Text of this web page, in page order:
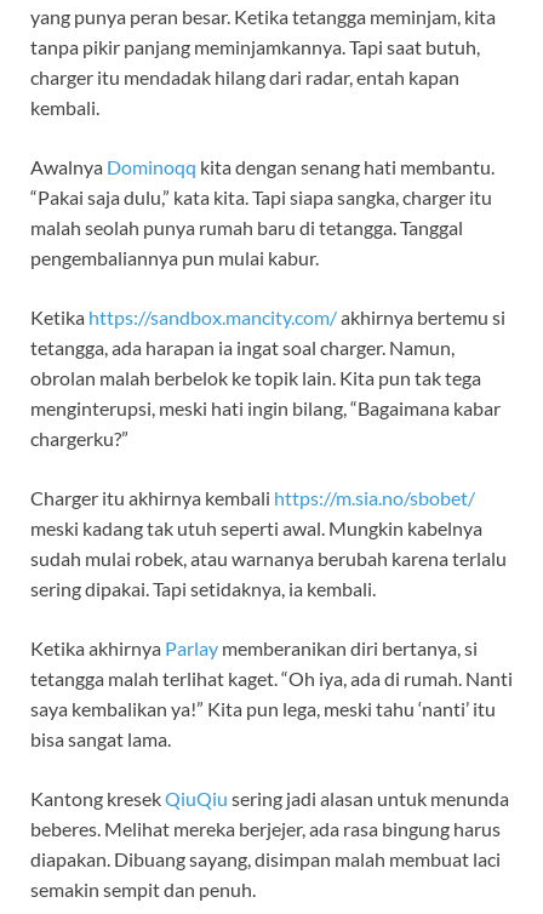
yang punya peran besar. Ketika tetangga meminjam, kita
tanpa pikir panjang meminjamkannya. Tapi saat butuh,
charger itu mendadak hilang dari radar, entah kapan
kembali.
Awalnya Dominoqq kita dengan senang hati membantu.
“Pakai saja dulu,” kata kita. Tapi siapa sangka, charger itu
malah seolah punya rumah baru di tetangga. Tanggal
pengembaliannya pun mulai kabur.
Ketika https://sandbox.mancity.com/akhirnya bertemu si
tetangga, ada harapan ia ingat soal charger. Namun,
obrolan malah berbelok ke topik lain. Kita pun tak tega
menginterupsi, meski hati ingin bilang, “Bagaimana kabar
chargerku?”
Charger itu akhirnya kembali https://m.sia.no/sbobet/
meski kadang tak utuh seperti awal. Mungkin kabelnya
sudah mulai robek, atau warnanya berubah karena terlalu
sering dipakai. Tapi setidaknya, ia kembali.
Ketika akhirnya Parlay memberanikan diri bertanya, si
tetangga malah terlihat kaget. “Oh iya, ada di rumah. Nanti
saya kembalikan ya!” Kita pun lega, meski tahu ‘nanti’ itu
bisa sangat lama.
Kantong kresekQiuQiu sering jadi alasan untuk menunda
beberes. Melihat mereka berjejer, ada rasa bingung harus
diapakan. Dibuang sayang, disimpan malah membuat laci
semakin sempit dan penuh.